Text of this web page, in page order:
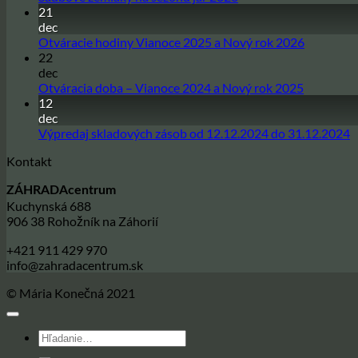
Sadbové
sezónu
21
dec
Otváracie hodiny Vianoce 2025 a Nový rok 2026Žiadne
2025
22
dec
Otváracia doba – Vianoce 2024 a Nový rok 2025
Otváracia
12
dec
Výpredaj skladových zásob od 12.12.2024 do 31.12.2024
Kontakt
ZÁHRADAcentrum
Kuchynská 688
906 38 Rohožník na Záhorií
+421 911 429 970
info@zahradacentrum.sk
© Mária Konečná 2021
Hľadať: